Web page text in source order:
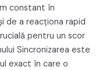
constant în
de a reacționa rapid
pentru un scor
Sincronizarea este
exact în care o